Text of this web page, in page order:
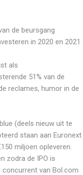
de beursgang
in 2020 en 2021
als
51% van de
reclames, humor in de
(deels nieuw uit te
staan aan Euronext
miljoen opleveren.
zodra de IPO is
concurrent van Bol.com